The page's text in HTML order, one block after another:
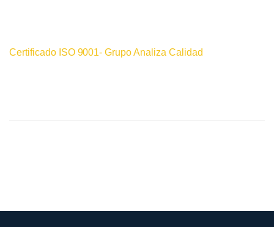
Certificado ISO 9001- Grupo Analiza Calidad